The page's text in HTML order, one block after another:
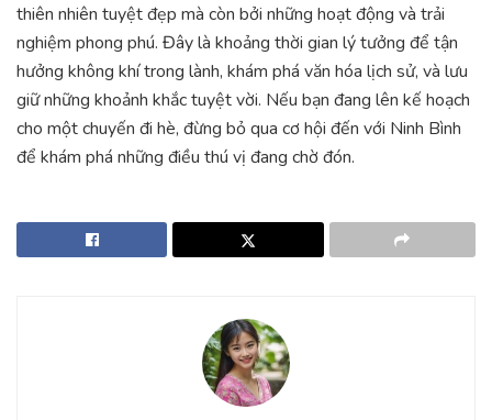
thiên nhiên tuyệt đẹp mà còn bởi những hoạt động và trải
nghiệm phong phú. Đây là khoảng thời gian lý tưởng để tận
hưởng không khí trong lành, khám phá văn hóa lịch sử, và lưu
giữ những khoảnh khắc tuyệt vời. Nếu bạn đang lên kế hoạch
cho một chuyến đi hè, đừng bỏ qua cơ hội đến với Ninh Bình
để khám phá những điều thú vị đang chờ đón.